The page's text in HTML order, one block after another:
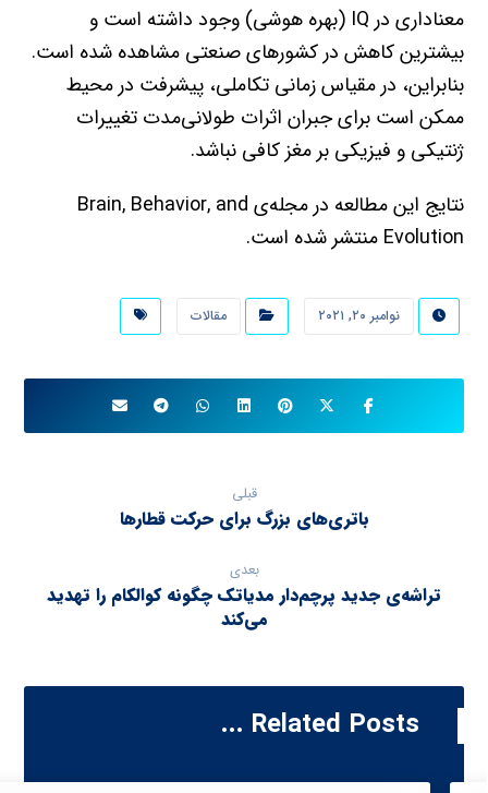
معناداری در IQ (بهره هوشی) وجود داشته است و
بیشترین کاهش در کشورهای صنعتی مشاهده شده است.
بنابراین، در مقیاس زمانی تکاملی، پیشرفت در محیط
ممکن است برای جبران اثرات طولانی‌مدت تغییرات
ژنتیکی و فیزیکی بر مغز کافی نباشد.
نتایج این مطالعه در مجله‌ی Brain, Behavior, and
Evolution منتشر شده است.
نوامبر ۲۰, ۲۰۲۱ مقالات
قبلی
باتری‌های بزرگ برای حرکت قطارها
بعدی
تراشه‌ی جدید پرچم‌دار مدیاتک چگونه کوالکام را تهدید
می‌کند
Related Posts ...